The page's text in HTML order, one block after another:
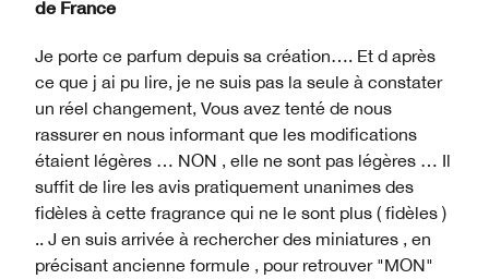
de France
Je porte ce parfum depuis sa création…. Et d après
ce que j ai pu lire, je ne suis pas la seule à constater
un réel changement, Vous avez tenté de nous
rassurer en nous informant que les modifications
étaient légères … NON , elle ne sont pas légères … Il
suffit de lire les avis pratiquement unanimes des
fidèles à cette fragrance qui ne le sont plus ( fidèles )
.. J en suis arrivée à rechercher des miniatures , en
précisant ancienne formule , pour retrouver "MON"